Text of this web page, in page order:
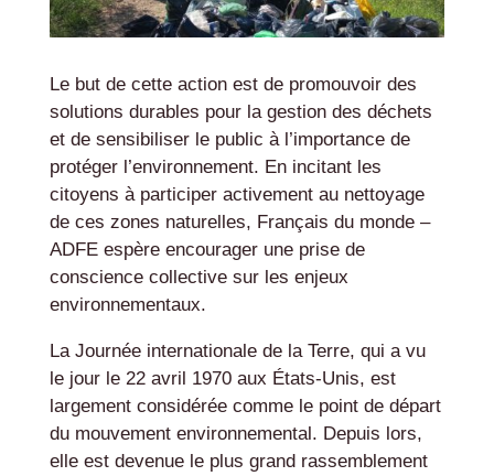
Le but de cette action est de promouvoir des
solutions durables pour la gestion des déchets
et de sensibiliser le public à l’importance de
protéger l’environnement. En incitant les
citoyens à participer activement au nettoyage
de ces zones naturelles, Français du monde –
ADFE espère encourager une prise de
conscience collective sur les enjeux
environnementaux.
La Journée internationale de la Terre, qui a vu
le jour le 22 avril 1970 aux États-Unis, est
largement considérée comme le point de départ
du mouvement environnemental. Depuis lors,
elle est devenue le plus grand rassemblement